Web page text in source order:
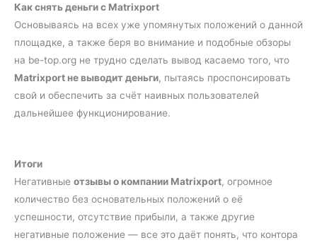
Как снять деньги с Matrixport
Основываясь на всех уже упомянутых положений о данной
площадке, а также беря во внимание и подобные обзоры
на be-top.org не трудно сделать вывод касаемо того, что
Matrixport не выводит деньги, пытаясь проспонсировать
свой и обеспечить за счёт наивных пользователей
дальнейшее функционирование.
Итоги
Негативные отзывы о компании Matrixport, огромное
количество без основательных положений о её
успешности, отсутствие прибыли, а также другие
негативные положение — все это даёт понять, что контора